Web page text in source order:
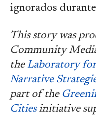
ignorados
This story was
Community
the Laboratory
Narrative
part of the
Citiesinitiative